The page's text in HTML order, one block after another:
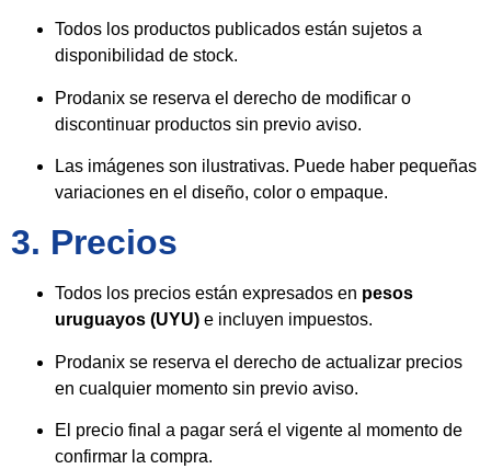
Todos los productos publicados están sujetos a
disponibilidad de stock.
Prodanix se reserva el derecho de modificar o
discontinuar productos sin previo aviso.
Las imágenes son ilustrativas. Puede haber pequeñas
variaciones en el diseño, color o empaque.
3. Precios
Todos los precios están expresados en pesos
uruguayos (UYU) e incluyen impuestos.
Prodanix se reserva el derecho de actualizar precios
en cualquier momento sin previo aviso.
El precio final a pagar será el vigente al momento de
confirmar la compra.